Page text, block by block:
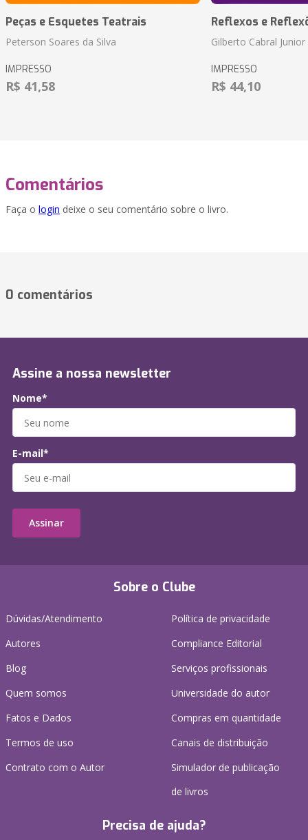
Peças e Esquetes Teatrais
Peterson Soares da Silva
IMPRESSO
R$ 41,58
Reflexos e
Gilberto Cabral Junior
IMPRESSO
R$ 44,10
Comentários
Faça o login deixe o seu comentário sobre o livro.
0 comentários
Sobre o Clube
Dúvidas/Atendimento
Autores
Blog
Quem somos
Fatos e Dados
Termos de uso
Contrato com o Autor
Política de privacidade
Compliance Editorial
Serviços profissionais
Universidade do autor
Compras em quantidade
Canais de distribuição
Simulador de publicação
de livros
Precisa de ajuda?
Assine a nossa newsletter
Nome*
E-mail*
Assinar